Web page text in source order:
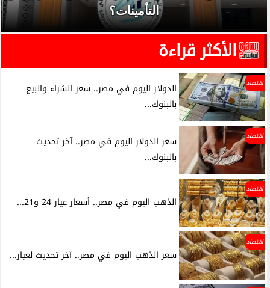
التأمينات؟
الأكثر قراءة
اقتصاد
الدولار اليوم في مصر.. سعر الشراء والبيع
بالبنوك...
اقتصاد
سعر الدولار اليوم في مصر.. آخر تحديث
بالبنوك...
اقتصاد
الذهب اليوم في مصر.. أسعار عيار 24 و21...
اقتصاد
سعر الذهب اليوم في مصر.. آخر تحديث لعيار...